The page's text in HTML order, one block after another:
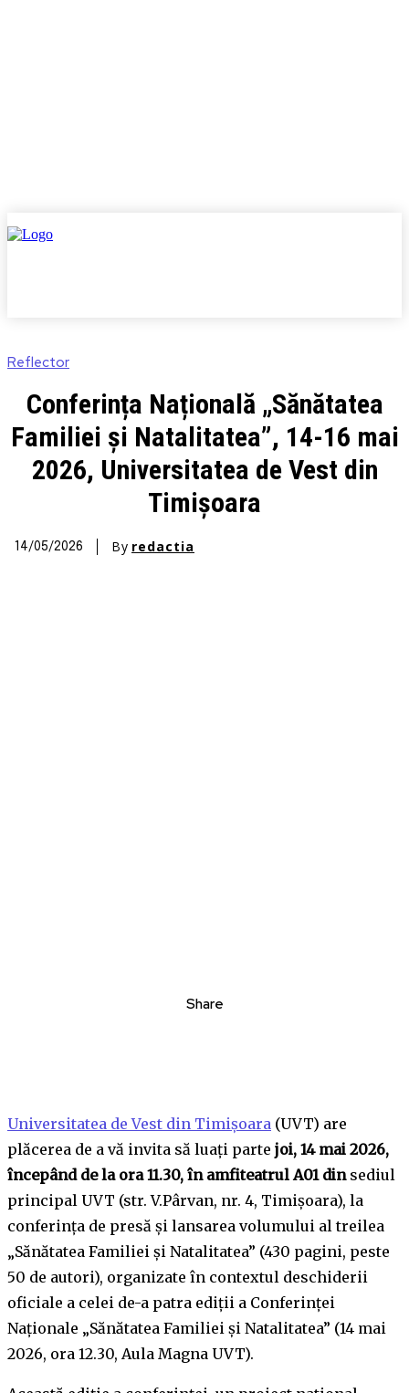
Reflector
Conferința Națională „Sănătatea
Familiei și Natalitatea”, 14-16 mai
2026, Universitatea de Vest din
Timișoara
14/05/2026 By redactia
Share
Universitatea de Vest din Timișoara (UVT) are
plăcerea de a vă invita să luați parte joi, 14 mai 2026,
începând de la ora 11.30, în amfiteatrul A01 din sediul
principal UVT (str. V.Pârvan, nr. 4, Timișoara), la
conferința de presă și lansarea volumului al treilea
„Sănătatea Familiei și Natalitatea” (430 pagini, peste
50 de autori), organizate în contextul deschiderii
oficiale a celei de-a patra ediții a Conferinței
Naționale „Sănătatea Familiei și Natalitatea” (14 mai
2026, ora 12.30, Aula Magna UVT).